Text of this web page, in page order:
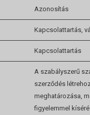
Azonosítás
Kapcsolattartás,
Kapcsolattartás
A szabályszerű
szerződés
meghatározása,
figyelemmel